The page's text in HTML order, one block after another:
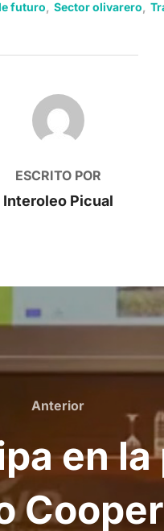
futuro Sector olivarero
DE LA PUBLICACIÓN
ESCRITO POR
Interoleo Picual
Anterior
Anterior
en